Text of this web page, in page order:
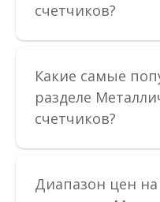
Щиток для счетчика
счетчиков?
Какие самые
разделе
счетчиков?
Диапазон цен